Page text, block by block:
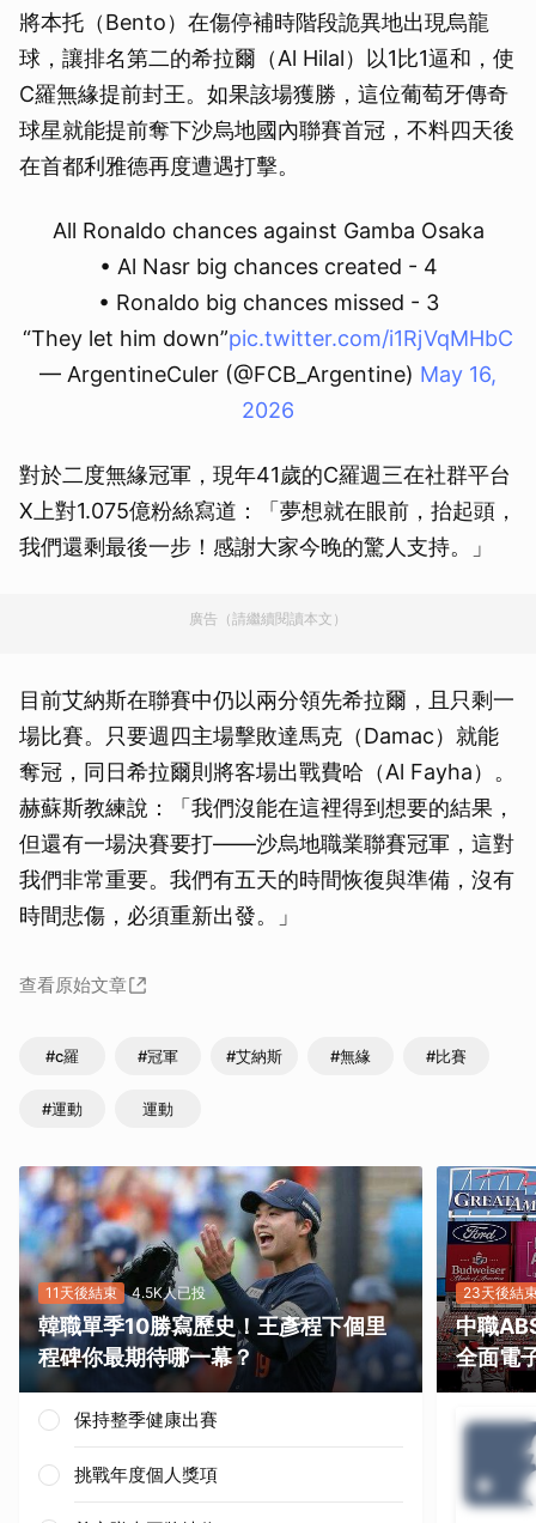
將本托（Bento）在傷停補時階段詭異地出現烏龍
球，讓排名第二的希拉爾（Al Hilal）以1比1逼和，使
C羅無緣提前封王。如果該場獲勝，這位葡萄牙傳奇
球星就能提前奪下沙烏地國內聯賽首冠，不料四天後
在首都利雅德再度遭遇打擊。
All Ronaldo chances against Gamba Osaka
• Al Nasr big chances created - 4
• Ronaldo big chances missed - 3
“They let him down”pic.twitter.com/i1RjVqMHbC
— ArgentineCuler (@FCB_Argentine) May 16,
2026
對於二度無緣冠軍，現年41歲的C羅週三在社群平台
X上對1.075億粉絲寫道：「夢想就在眼前，抬起頭，
我們還剩最後一步！感謝大家今晚的驚人支持。」
廣告（請繼續閱讀本文）
目前艾納斯在聯賽中仍以兩分領先希拉爾，且只剩一
場比賽。只要週四主場擊敗達馬克（Damac）就能
奪冠，同日希拉爾則將客場出戰費哈（Al Fayha）。
赫蘇斯教練說：「我們沒能在這裡得到想要的結果，
但還有一場決賽要打——沙烏地職業聯賽冠軍，這對
我們非常重要。我們有五天的時間恢復與準備，沒有
時間悲傷，必須重新出發。」
查看原始文章
#c羅 #冠軍 #艾納斯 #無緣 #比賽
#運動 運動
11天後結束 4.5K人已投
韓職單季10勝寫歷史！王彥程下個里
程碑你最期待哪一幕？
保持整季健康出賽
挑戰年度個人獎項
23天後結
中職
全面電